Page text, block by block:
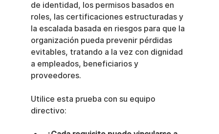
de identidad, los permisos basados en
roles, las certificaciones estructuradas y
la escalada basada en riesgos para que la
organización pueda prevenir pérdidas
evitables, tratando a la vez con dignidad
a empleados, beneficiarios y
proveedores.
Utilice esta prueba con su equipo
directivo: